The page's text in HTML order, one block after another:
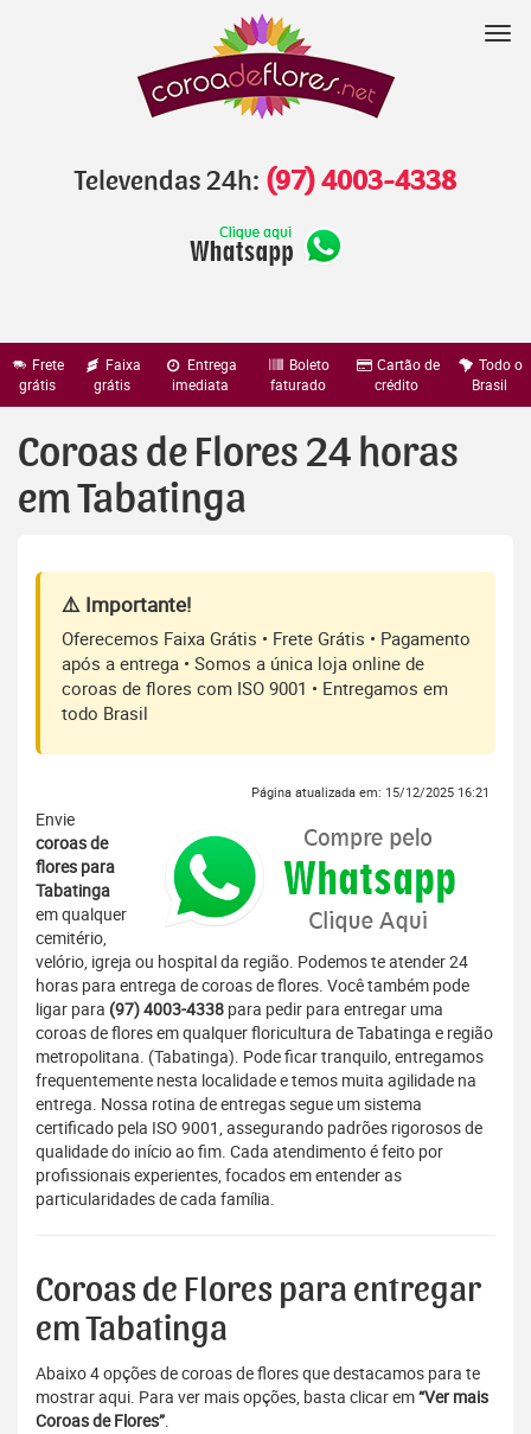
Televendas 24h: (97) 4003-4338
Frete
grátis
Faixa
grátis
Entrega
imediata
Boleto
faturado
Cartão de
crédito
Todo o
Brasil
Coroas de Flores 24 horas
em Tabatinga
⚠️ Importante!
Oferecemos Faixa Grátis • Frete Grátis • Pagamento
após a entrega • Somos a única loja online de
coroas de flores com ISO 9001 • Entregamos em
todo Brasil
Página atualizada em: 15/12/2025 16:21
Envie
coroas de
flores para
Tabatinga
em qualquer
cemitério,
velório, igreja ou hospital da região. Podemos te atender 24
horas para entrega de coroas de flores. Você também pode
ligar para (97) 4003-4338 para pedir para entregar uma
coroas de flores em qualquer floricultura de Tabatinga e região
metropolitana. (Tabatinga). Pode ficar tranquilo, entregamos
frequentemente nesta localidade e temos muita agilidade na
entrega. Nossa rotina de entregas segue um sistema
certificado pela ISO 9001, assegurando padrões rigorosos de
qualidade do início ao fim. Cada atendimento é feito por
profissionais experientes, focados em entender as
particularidades de cada família.
Coroas de Flores para entregar
em Tabatinga
Abaixo 4 opções de coroas de flores que destacamos para te
mostrar aqui. Para ver mais opções, basta clicar em“Ver mais
Coroas de Flores”.